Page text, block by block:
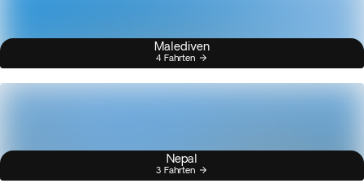
Malediven
4 Fahrten
Nepal
3 Fahrten